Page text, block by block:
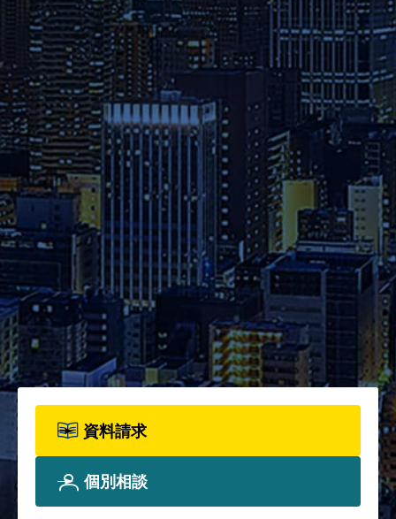
本学へのご出願を検討されてい
る方は、お早めに出願期間・試
験日程・提出書類・納入金など
の詳細をご確認ください。
資料請求
2026年度パンフレット配布開
始！カリキュラム全体、各科目
詳細、院生プロフィールについ
て、詳しく知りたい方は資料請
求フォームからお申込みくださ
い。
資料請求
個別相談